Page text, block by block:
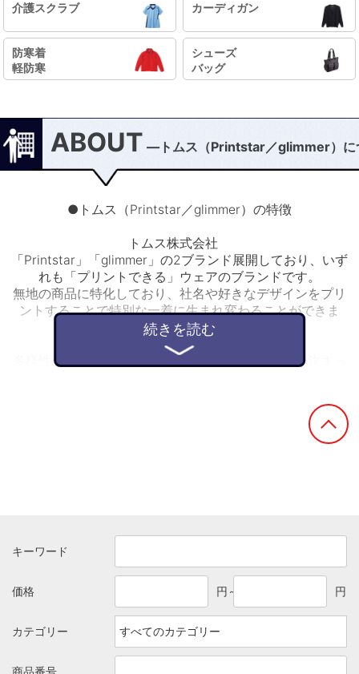
介護スクラブ カーディガン
防寒着
軽防寒
シューズ
バッグ
ABOUT ―トムス（Printstar／glimmer）
●トムス（Printstar／glimmer）の特徴
トムス株式会社
「Printstar」「glimmer」の2ブランド展開しており、いず
れも「プリントできる」ウェアのブランドです。
無地の商品に特化しており、社名や好きなデザインをプリ
ントすることで特別な一着に生まれ変わることができま
す。
多様性の時代となり、男性は〇〇、女性は〇〇 と決まっ
ても多様性のニーズが高まってきております。
トムスの商品は当初よりジェンダーやジェネレーションを
意識せず汎用性の高い商品を開発・リリースしてきまし
■「Printstar」
あらゆるシーンで頼れるロングセラーブランド
ユーザーを引き立たせる存在としてジェンダーやジェネレ
ーションを超えてライフスタイルを支える プリンタブルウ
ェアブランド。
キーワード
価格 円～ 円
カテゴリー
商品番号